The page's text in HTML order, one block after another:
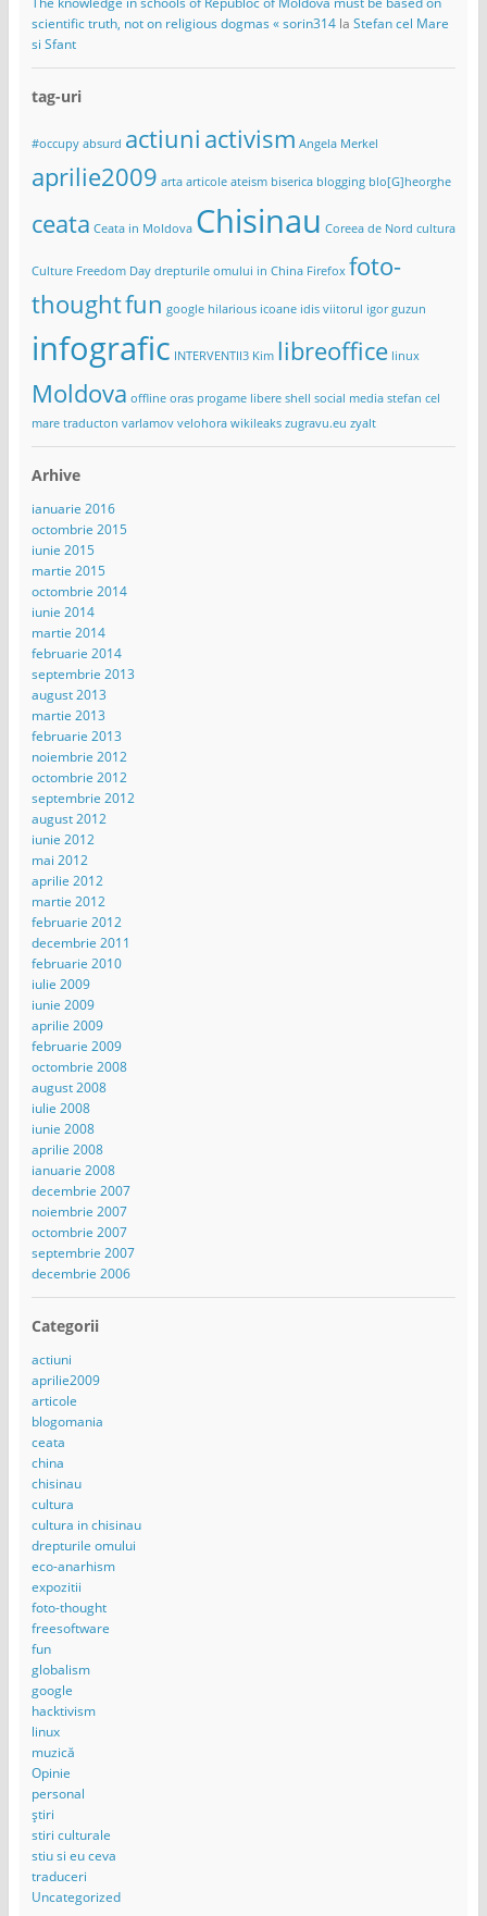
scientific truth, not on religious dogmas « sorin314la Stefan cel Mare
si Sfant
tag-uri
#occupy absurd actiuni activism Angela Merkel
aprilie2009 arta articole ateism biserica blogging blo[G]heorghe
ceata Ceata in Moldova Chisinau Coreea de Nord cultura
Culture Freedom Day drepturile omului in China Firefox foto-
thoughtfun google hilarious icoane idis viitorul igor guzun
infografic INTERVENTII3 Kim libreoffice linux
Moldova offline oras progame libere shell social media stefan cel
mare traducton varlamov velohora wikileaks zugravu.eu zyalt
Arhive
ianuarie 2016
octombrie 2015
iunie 2015
martie 2015
octombrie 2014
iunie 2014
martie 2014
februarie 2014
septembrie 2013
august 2013
martie 2013
februarie 2013
noiembrie 2012
octombrie 2012
septembrie 2012
august 2012
iunie 2012
mai 2012
aprilie 2012
martie 2012
februarie 2012
decembrie 2011
februarie 2010
iulie 2009
iunie 2009
aprilie 2009
februarie 2009
octombrie 2008
august 2008
iulie 2008
iunie 2008
aprilie 2008
ianuarie 2008
decembrie 2007
noiembrie 2007
octombrie 2007
septembrie 2007
decembrie 2006
Categorii
actiuni
aprilie2009
articole
blogomania
ceata
china
chisinau
cultura
cultura in chisinau
drepturile omului
eco-anarhism
expozitii
foto-thought
freesoftware
fun
globalism
google
hacktivism
linux
muzică
Opinie
personal
știri
stiri culturale
stiu si eu ceva
traduceri
Uncategorized